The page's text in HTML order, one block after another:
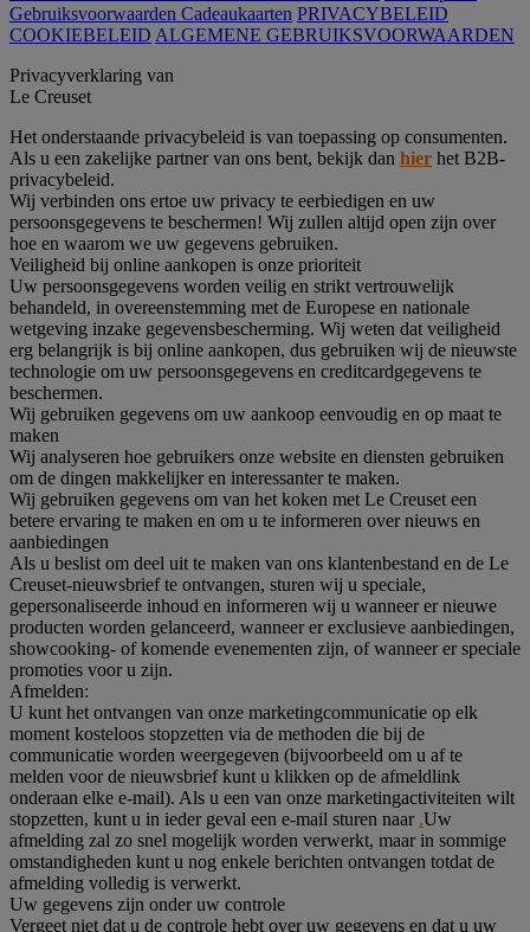
Gebruiksvoorwaarden Cadeaukaarten PRIVACYBELEID
COOKIEBELEID ALGEMENE GEBRUIKSVOORWAARDEN
Privacyverklaring van
Le Creuset
Het onderstaande privacybeleid is van toepassing op consumenten.
Als u een zakelijke partner van ons bent, bekijk dan hier het B2B-
privacybeleid.
Wij verbinden ons ertoe uw privacy te eerbiedigen en uw
persoonsgegevens te beschermen! Wij zullen altijd open zijn over
hoe en waarom we uw gegevens gebruiken.
Veiligheid bij online aankopen is onze prioriteit
Uw persoonsgegevens worden veilig en strikt vertrouwelijk
behandeld, in overeenstemming met de Europese en nationale
wetgeving inzake gegevensbescherming. Wij weten dat veiligheid
erg belangrijk is bij online aankopen, dus gebruiken wij de nieuwste
technologie om uw persoonsgegevens en creditcardgegevens te
beschermen.
Wij gebruiken gegevens om uw aankoop eenvoudig en op maat te
maken
Wij analyseren hoe gebruikers onze website en diensten gebruiken
om de dingen makkelijker en interessanter te maken.
Wij gebruiken gegevens om van het koken met Le Creuset een
betere ervaring te maken en om u te informeren over nieuws en
aanbiedingen
Als u beslist om deel uit te maken van ons klantenbestand en de Le
Creuset-nieuwsbrief te ontvangen, sturen wij u speciale,
gepersonaliseerde inhoud en informeren wij u wanneer er nieuwe
producten worden gelanceerd, wanneer er exclusieve aanbiedingen,
showcooking- of komende evenementen zijn, of wanneer er speciale
promoties voor u zijn.
Afmelden:
U kunt het ontvangen van onze marketingcommunicatie op elk
moment kosteloos stopzetten via de methoden die bij de
communicatie worden weergegeven (bijvoorbeeld om u af te
melden voor de nieuwsbrief kunt u klikken op de afmeldlink
onderaan elke e-mail). Als u een van onze marketingactiviteiten wilt
stopzetten, kunt u in ieder geval een e-mail sturen naar .Uw
afmelding zal zo snel mogelijk worden verwerkt, maar in sommige
omstandigheden kunt u nog enkele berichten ontvangen totdat de
afmelding volledig is verwerkt.
Uw gegevens zijn onder uw controle
Vergeet niet dat u de controle hebt over uw gegevens en dat u uw